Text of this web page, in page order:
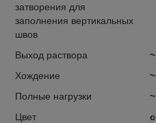
затворения для
заполнения вертикальных
швов
Выход раствора
Хождение
Полные нагрузки
Цвет